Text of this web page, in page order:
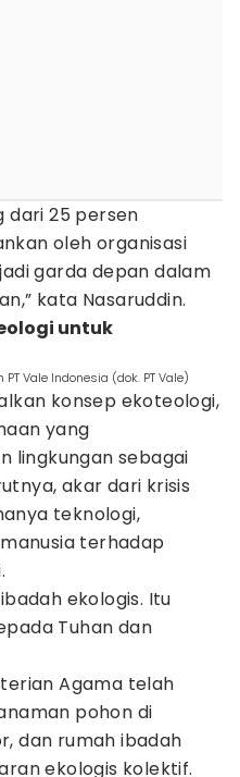
dari 25 persen
oleh organisasi
garda depan dalam
kata Nasaruddin.
untuk
Vale Indonesia (dok. PT Vale)
konsep ekoteologi,
yang
lingkungan sebagai
akar dari krisis
teknologi,
terhadap
ekologis. Itu
Tuhan dan
Agama telah
pohon di
dan rumah ibadah
ekologis kolektif.